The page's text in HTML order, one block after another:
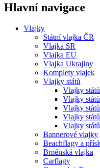
Hlavní navigace
Vlajky
Státní vlajka ČR
Vlajka SR
Vlajka EU
Vlajka Ukrajiny
Komplety vlajek
Vlajky států
Vlajky
Vlajky
Vlajky
Vlajky
Vlajky
Bannerové vlajky
Beachflagy a
Brněnská vlajka
Carflagy